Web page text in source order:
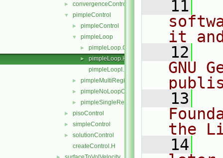
► convergenceControl
▼ pimpleControl
► pimpleControl
▼ pimpleLoop
► pimpleLoop.C
►
pimpleLoop.H
pimpleLoopI.H
► pimpleMultiRegionControl
► pimpleNoLoopControl
► pimpleSingleRegionControl
► pisoControl
► simpleControl
►
solutionControl
createControl.H
   11
it
   12
GNU
   13
the
   14